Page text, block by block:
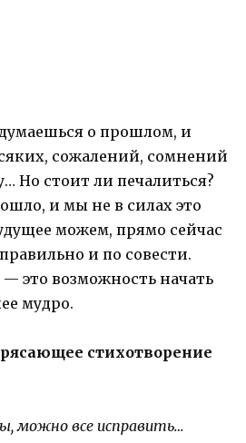
о прошлом, и
сожалений, сомнений
Но стоит ли печалиться?
и мы не в силах это
можем, прямо сейчас
и по совести.
это возможность начать
мудро.
стихотворение
можно все исправить…